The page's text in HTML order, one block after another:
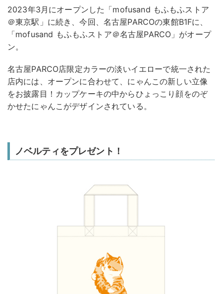
2023年3月にオープンした「mofusand もふもふストア
＠東京駅」に続き、今回、名古屋PARCOの東館B1Fに、
「mofusand もふもふストア＠名古屋PARCO」がオープ
ン。
名古屋PARCO店限定カラーの淡いイエローで統一された
店内には、オープンに合わせて、にゃんこの新しい立像
をお披露目！カップケーキの中からひょっこり顔をのぞ
かせたにゃんこがデザインされている。
ノベルティをプレゼント！